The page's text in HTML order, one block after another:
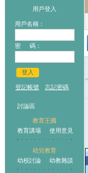
用戶登入
用戶名稱：
密 碼：
登入
登記帳號 忘記密碼
討論區
教育王國
教育講場
使用意見
幼兒教育
幼校討論
幼教雜談